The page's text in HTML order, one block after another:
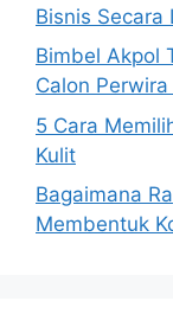
Bisnis Secara
Bimbel Akpol
Calon Perwira
5 Cara
Kulit
Bagaimana
Membentuk